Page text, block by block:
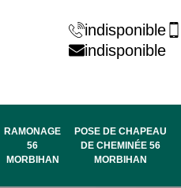
indisponible
indisponible
RAMONAGE
56
MORBIHAN
POSE DE CHAPEAU
DE CHEMINÉE 56
MORBIHAN